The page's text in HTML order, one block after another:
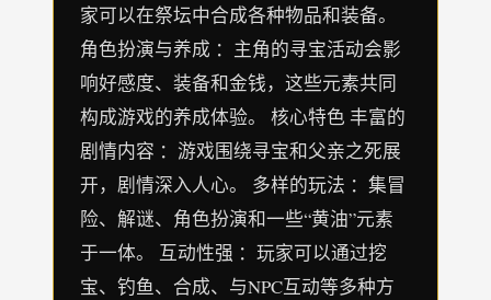
家可以在祭坛中合成各种物品和装备。
角色扮演与养成 ：主角的寻宝活动会影
响好感度、装备和金钱，这些元素共同
构成游戏的养成体验。 核心特色 丰富的
剧情内容 ：游戏围绕寻宝和父亲之死展
开，剧情深入人心。 多样的玩法 ：集冒
险、解谜、角色扮演和一些“黄油”元素
于一体。 互动性强 ：玩家可以通过挖
宝、钓鱼、合成、与NPC互动等多种方